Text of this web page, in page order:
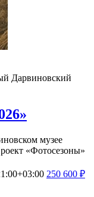
Дарвиновский
музее
«Фотосезоны»
250 600 ₽